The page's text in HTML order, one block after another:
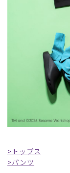
>トップス
>パンツ